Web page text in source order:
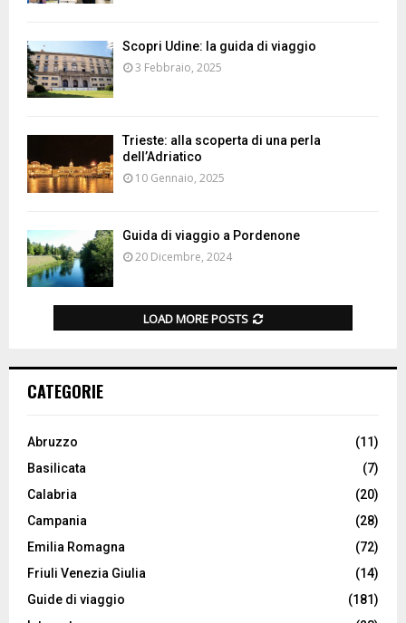
Scopri Udine: la guida di viaggio
3 Febbraio, 2025
Trieste: alla scoperta di una perla
dell’Adriatico
10 Gennaio, 2025
Guida di viaggio a Pordenone
20 Dicembre, 2024
LOAD MORE POSTS
CATEGORIE
Abruzzo
(11)
Basilicata
(7)
Calabria
(20)
Campania
(28)
Emilia Romagna
(72)
Friuli Venezia Giulia
(14)
Guide di viaggio
(181)